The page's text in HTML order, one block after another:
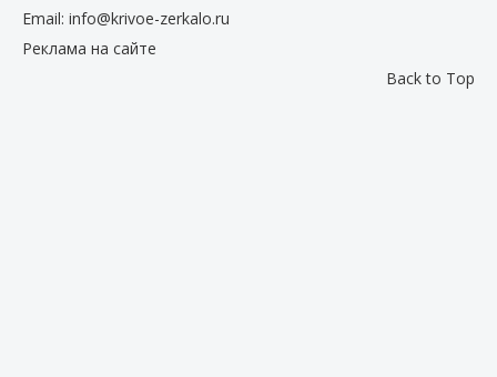
Email: info@krivoe-zerkalo.ru
Реклама на сайте
Back to Top